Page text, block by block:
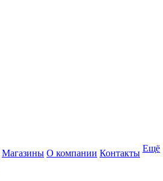
Магазины О компании Контакты Ещё